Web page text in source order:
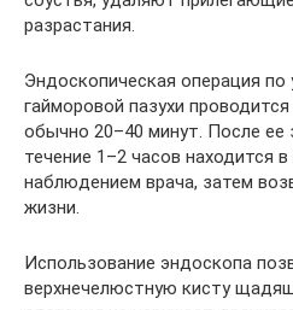
разрастания.
Эндоскопическая операция
гайморовой пазухи
обычно 20–40 минут. После ее
течение 1–2 часов находится
наблюдением врача, затем
жизни.
Использование эндоскопа
верхнечелюстную кисту